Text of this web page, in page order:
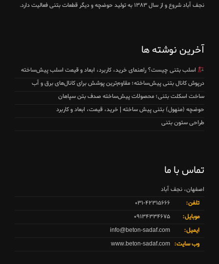
نجف آباد شروع و از سال ۱۳۸۳ به تولید حوضچه و دیگر قطعات بتنی فعالیت دارد.
آخرین نوشته ها
اسلب بتنی چیست؟ راهنمای خرید، کاربرد، ابعاد و قیمت اسلب پیش‌ساخته
درپوش کانال بتنی پیش‌ساخته؛ مقاوم‌ترین پوشش برای کانال‌های برق و آب
ساخت اسکلت بتنی؛ محصولات پیش‌ساخته صدف بتن سپاهان
حوضچه (منهول) بتنی پیش ساخته | خرید، قیمت، ابعاد و کاربرد
طراحی ستون بتنی
تماس با ما
اصفهان، نجف آباد
تلفن:
۰۳۱-۴۲۳۱۵۶۶۶
موبایل:
۰۹۱۳۴۳۳۴۶۷۵
ایمیل:
info@beton-sadaf.com
وب سایت: www.beton-sadaf.com